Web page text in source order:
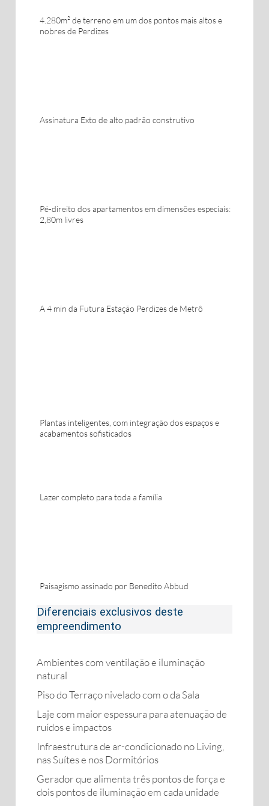
4.280m² de terreno em um dos pontos mais altos e
nobres de Perdizes
Assinatura Exto de alto padrão construtivo
Pé-direito dos apartamentos em dimensões especiais:
2,80m livres
A 4 min da Futura Estação Perdizes de Metrô
Plantas inteligentes, com integração dos espaços e
acabamentos sofisticados
Lazer completo para toda a família
Paisagismo assinado por Benedito Abbud
Diferenciais exclusivos deste
empreendimento
Ambientes com ventilação e iluminação
natural
Piso do Terraço nivelado com o da Sala
Laje com maior espessura para atenuação de
ruídos e impactos
Infraestrutura de ar-condicionado no Living,
nas Suítes e nos Dormitórios
Gerador que alimenta três pontos de força e
dois pontos de iluminação em cada unidade